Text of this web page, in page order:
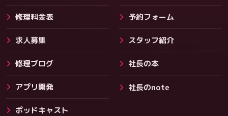
その他サービス
修理料金表 予約フォーム
求人募集 スタッフ紹介
修理ブログ 社長の本
アプリ開発 社長のnote
ポッドキャスト